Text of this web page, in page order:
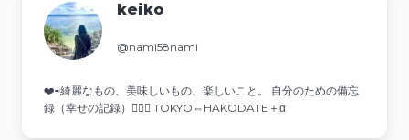
keiko
@nami58nami
❤️⇨綺麗なもの、美味しいもの、楽しいこと。 自分のための備忘
録（幸せの記録）💁‍♀️✨ TOKYO⇔HAKODATE＋α